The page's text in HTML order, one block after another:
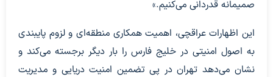
صمیمانه قدردانی می‌کنیم.»
این اظهارات عراقچی، اهمیت همکاری منطقه‌ای و لزوم پایبندی
به اصول امنیتی در خلیج فارس را بار دیگر برجسته می‌کند و
نشان می‌دهد تهران در پی تضمین امنیت دریایی و مدیریت